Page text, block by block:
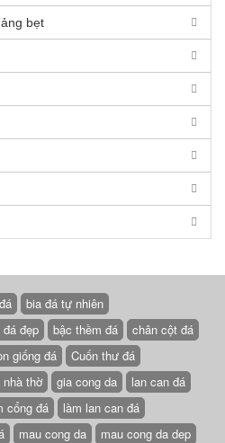
bẹt
bia đá tự nhiên
đá đẹp bậc thềm đá
chân cột đá
giống đá
Cuốn thư đá
thờ gia cong da
lan can đá
cổng đá
làm lan can đá
mau cong da
mau cong da dep